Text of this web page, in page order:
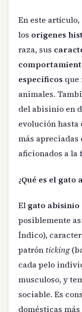
En este
los origenes
raza, sus
específicos que
animales.
del abisinio en
evolución hasta
más
aficionados a la
¿Qué es el gato
El gato abisinio
posiblemente
Índico),
patrón ticking
cada pelo
musculoso, y
sociable. Es
domésticas